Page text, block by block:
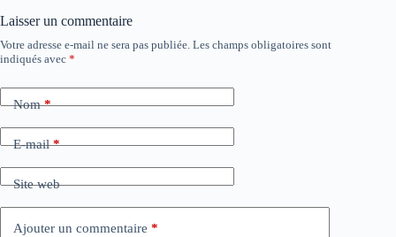
Laisser un commentaire
Votre adresse e-mail ne sera pas publiée. Les champs obligatoires sont
indiqués avec *
Nom*
E-mail*
Site web
Ajouter un commentaire *